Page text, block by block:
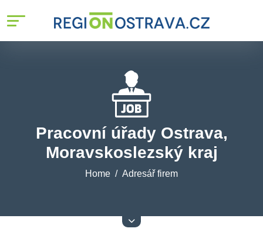
Pracovní úřady Ostrava,
Moravskoslezský kraj
Home Adresář firem